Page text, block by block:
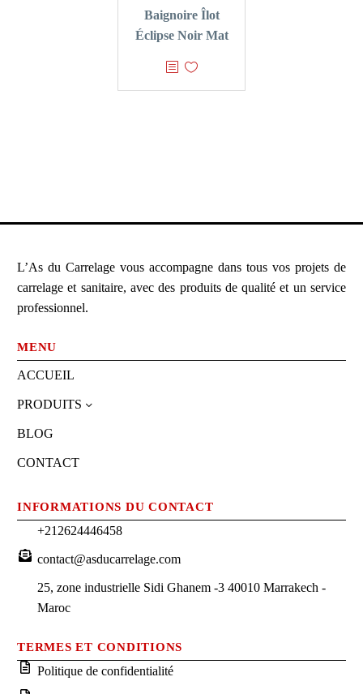
Baignoire Îlot
Éclipse Noir Mat
L’As du Carrelage vous accompagne dans tous vos projets de
carrelage et sanitaire, avec des produits de qualité et un service
professionnel.
MENU
ACCUEIL
PRODUITS
BLOG
CONTACT
INFORMATIONS DU CONTACT
+212624446458
contact@asducarrelage.com
25, zone industrielle Sidi Ghanem -3 40010 Marrakech -
Maroc
TERMES ET CONDITIONS
Politique de confidentialité